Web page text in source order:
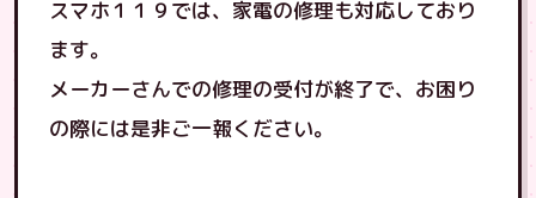
スマホ１１９では、家電の修理も対応しており
ます。
メーカーさんでの修理の受付が終了で、お困り
の際には是非ご一報ください。